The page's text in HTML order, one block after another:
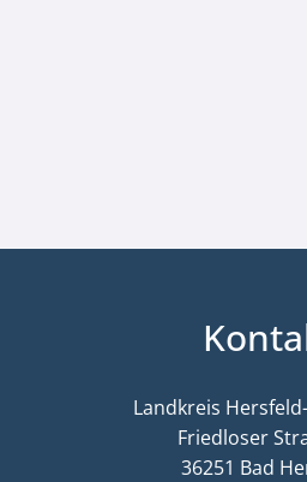
Landkreis
Friedloser
36251 Bad